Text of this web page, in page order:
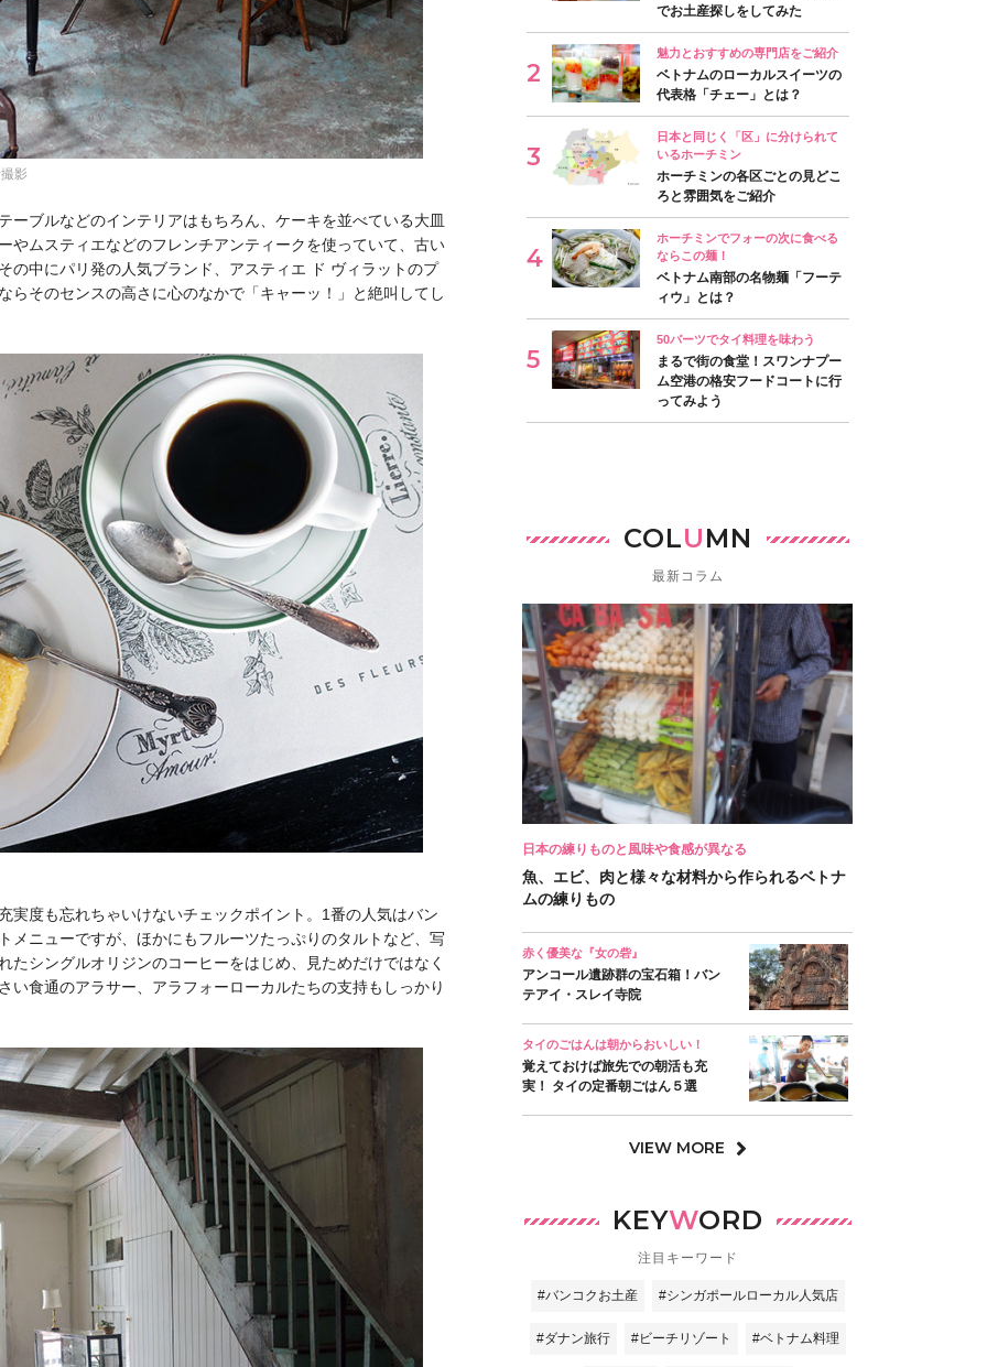
影
ーブルなどのインテリアはもちろん、ケーキを並べている大皿
やムスティエなどのフレンチアンティークを使っていて、古い
中にパリ発の人気ブランド、アスティエ ド ヴィラットのプ
らそのセンスの高さに心のなかで「キャーッ！」と絶叫してし
実度も忘れちゃいけないチェックポイント。1番の人気はバン
メニューですが、ほかにもフルーツたっぷりのタルトなど、写
シングルオリジンのコーヒーをはじめ、見ためだけではなく
い食通のアラサー、アラフォーローカルたちの支持もしっかり
でお土産探しをしてみた
魅力とおすすめの専門店をご紹介
ベトナムのローカルスイーツの
代表格「チェー」とは？
日本と同じく「区」に分けられて
いるホーチミン
ホーチミンの各区ごとの見どこ
ろと雰囲気をご紹介
ホーチミンでフォーの次に食べる
ならこの麺！
ベトナム南部の名物麺「フーテ
ィウ」とは？
50バーツでタイ料理を味わう
まるで街の食堂！スワンナプー
ム空港の格安フードコートに行
ってみよう
COLUMN
最新コラム
日本の練りものと風味や食感が異なる
魚、エビ、肉と様々な材料から作られるベトナ
ムの練りもの
赤く優美な『女の砦』
アンコール遺跡群の宝石箱！バン
テアイ・スレイ寺院
タイのごはんは朝からおいしい！
覚えておけば旅先での朝活も充
実！ タイの定番朝ごはん５選
VIEW MORE
KEYWORD
注目キーワード
#バンコクお土産 #シンガポールローカル人気店
#ダナン旅行 #ビーチリゾート #ベトナム料理